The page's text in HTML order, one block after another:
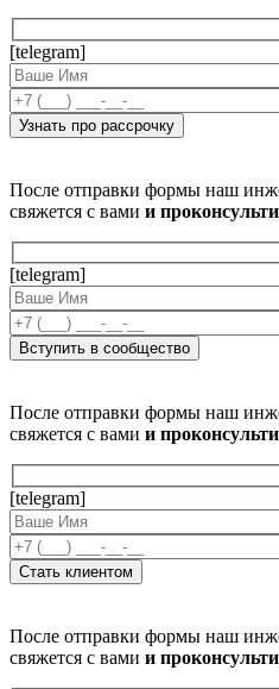
[telegram]
После отправки формы наш
свяжется с вами и
[telegram]
После отправки формы наш
свяжется с вами и
[telegram]
После отправки формы наш
свяжется с вами и